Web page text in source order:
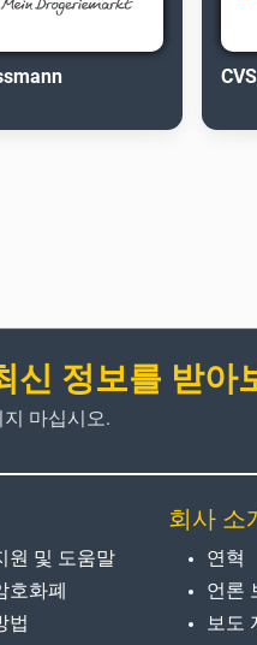
신 정보를 받아
마십시오.
원 및 도움말
호화폐
법
회사 소
연혁
언론
보도